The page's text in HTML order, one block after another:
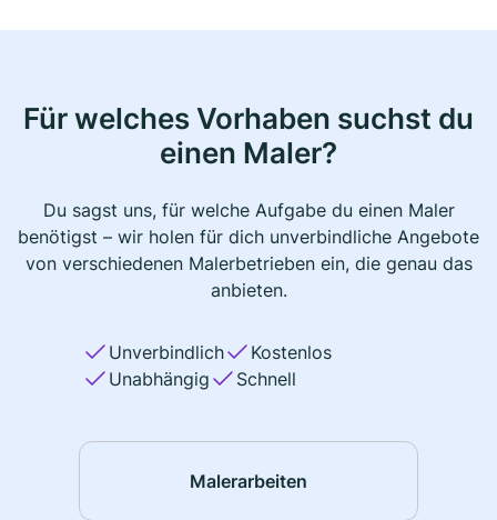
Für welches Vorhaben suchst du
einen Maler?
Du sagst uns, für welche Aufgabe du einen Maler
benötigst – wir holen für dich unverbindliche Angebote
von verschiedenen Malerbetrieben ein, die genau das
anbieten.
Unverbindlich
Kostenlos
Unabhängig
Schnell
Malerarbeiten